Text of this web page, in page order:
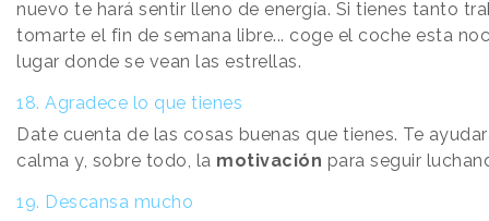
nuevo te hará sentir lleno de energía. Si tienes tanto
tomarte el fin de semana libre... coge el coche esta
lugar donde se vean las estrellas.
18. Agradece lo que tienes
Date cuenta de las cosas buenas que tienes. Te
calma y, sobre todo, la motivación para seguir
19. Descansa mucho